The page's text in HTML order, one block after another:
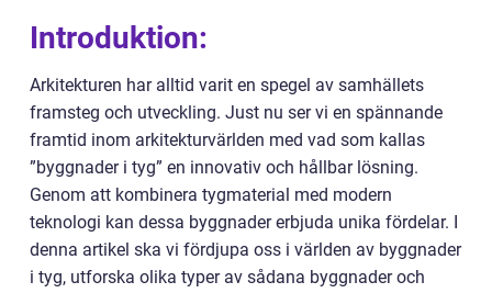
Introduktion:
Arkitekturen har alltid varit en spegel av samhällets
framsteg och utveckling. Just nu ser vi en spännande
framtid inom arkitekturvärlden med vad som kallas
”byggnader i tyg” en innovativ och hållbar lösning.
Genom att kombinera tygmaterial med modern
teknologi kan dessa byggnader erbjuda unika fördelar. I
denna artikel ska vi fördjupa oss i världen av byggnader
i tyg, utforska olika typer av sådana byggnader och